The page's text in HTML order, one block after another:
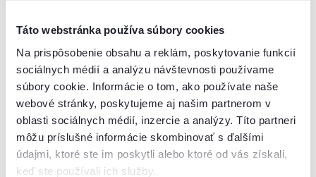
Táto webstránka používa súbory cookies
Na prispôsobenie obsahu a reklám, poskytovanie funkcií
sociálnych médií a analýzu návštevnosti používame
súbory cookie. Informácie o tom, ako používate naše
webové stránky, poskytujeme aj našim partnerom v
oblasti sociálnych médií, inzercie a analýzy. Títo partneri
môžu príslušné informácie skombinovať s ďalšími
údajmi, ktoré ste im poskytli alebo ktoré od vás získali,
keď ste používali ich služby.
Rozmery a špecifikácie
Informácie o balení
Nenašli ste požadované informácie?
Kontaktujte nás a my vám radi poradíme